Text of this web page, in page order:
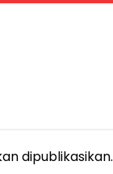
dipublikasikan.